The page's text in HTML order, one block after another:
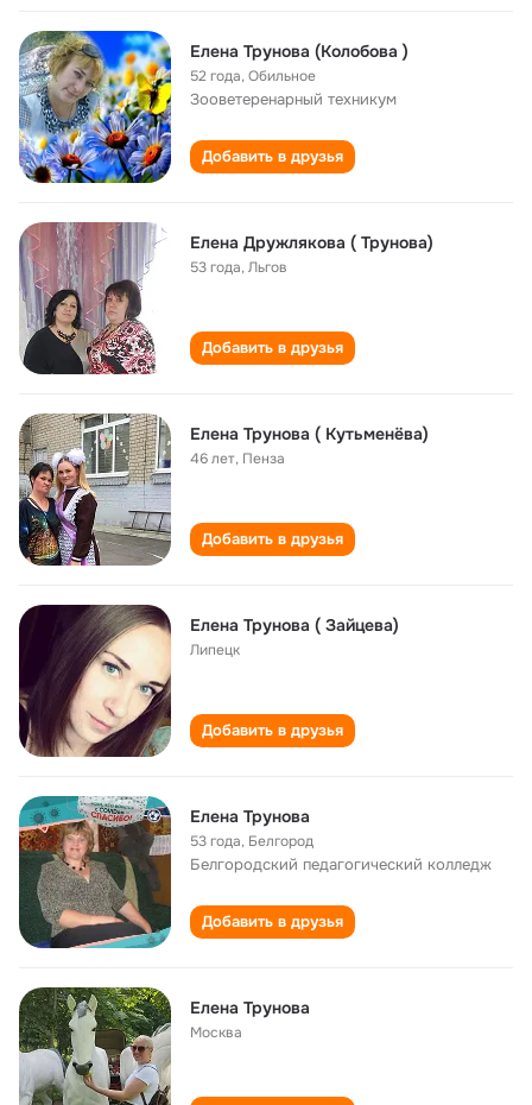
Елена Трунова (Колобова )
52 года,Обильное
Зооветеренарный техникум
Добавить в друзья
Елена Дружлякова ( Трунова)
53 года,Льгов
Добавить в друзья
Елена Трунова ( Кутьменёва)
46 лет, Пенза
Добавить в друзья
Елена Трунова ( Зайцева)
Липецк
Добавить в друзья
Елена Трунова
53 года, Белгород
Белгородский педагогический колледж
Добавить в друзья
Елена Трунова
Москва